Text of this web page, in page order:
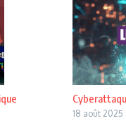
18 août 2025